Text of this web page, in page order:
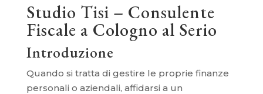
Studio Tisi – Consulente
Fiscale a Cologno al Serio
Introduzione
Quando si tratta di gestire le proprie finanze
personali o aziendali, affidarsi a un